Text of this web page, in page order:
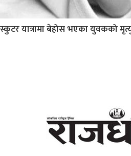
स्कुटर यात्रामा बेहोस भएका युवकको